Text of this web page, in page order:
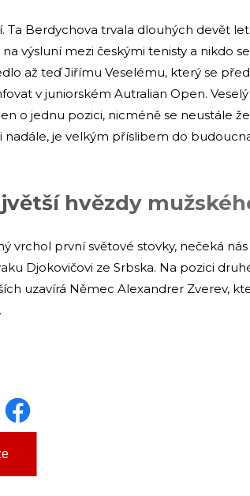
Ta Berdychova trvala dlouhých devět
výsluní mezi českými tenisty a nikdo
až teď Jiřímu Veselému, který se
v juniorském Autralian Open.
o jednu pozici, nicméně se neustále
je velkým příslibem do
hvězdy
vrchol první světové stovky, nečeká
Djokovičovi ze Srbska. Na pozici
uzavírá Němec Alexandrer Zverev,